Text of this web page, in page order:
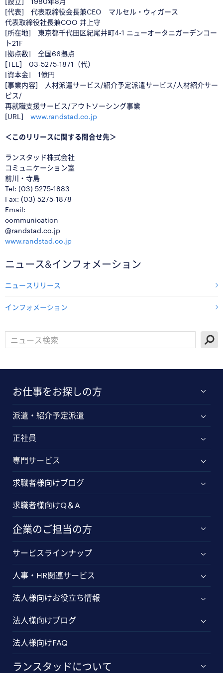
[代表] 代表取締役会長兼CEO マルセル・ウィガース
代表取締役社長兼COO 井上守
[所在地] 東京都千代田区紀尾井町4-1 ニューオータニガーデンコー
ト21F
[拠点数] 全国66拠点
[TEL] 03-5275-1871（代）
[資本金] 1億円
[事業内容] 人材派遣サービス/紹介予定派遣サービス/人材紹介サー
ビス/
再就職支援サービス/アウトソーシング事業
[URL] www.randstad.co.jp
＜このリリースに関する問合せ先＞
ランスタッド株式会社
コミュニケーション室
前川・寺島
Tel: (03) 5275-1883
Fax: (03) 5275-1878
Email:
communication
@randstad.co.jp
www.randstad.co.jp
ニュース&インフォメーション
ニュースリリース
インフォメーション
お仕事をお探しの方
派遣・紹介予定派遣
正社員
専門サービス
求職者様向けブログ
求職者様向けQ＆A
企業のご担当の方
サービスラインナップ
人事・HR関連サービス
法人様向けお役立ち情報
法人様向けブログ
法人様向けFAQ
ランスタッドについて